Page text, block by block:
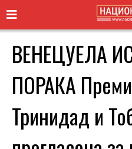
ВЕНЕЦУЕЛА
ПОРАКА
Тринидад и